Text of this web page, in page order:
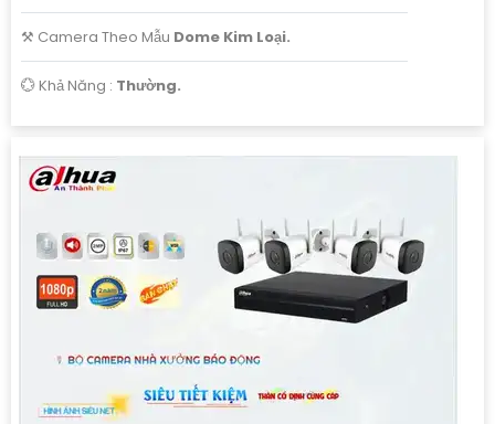
⚒ Camera Theo Mẫu Dome Kim Loại.
️💮 Khả Năng : Thường.